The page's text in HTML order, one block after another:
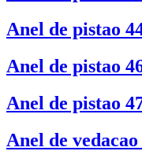
Anel de pistao
Anel de pistao
Anel de pistao
Anel de